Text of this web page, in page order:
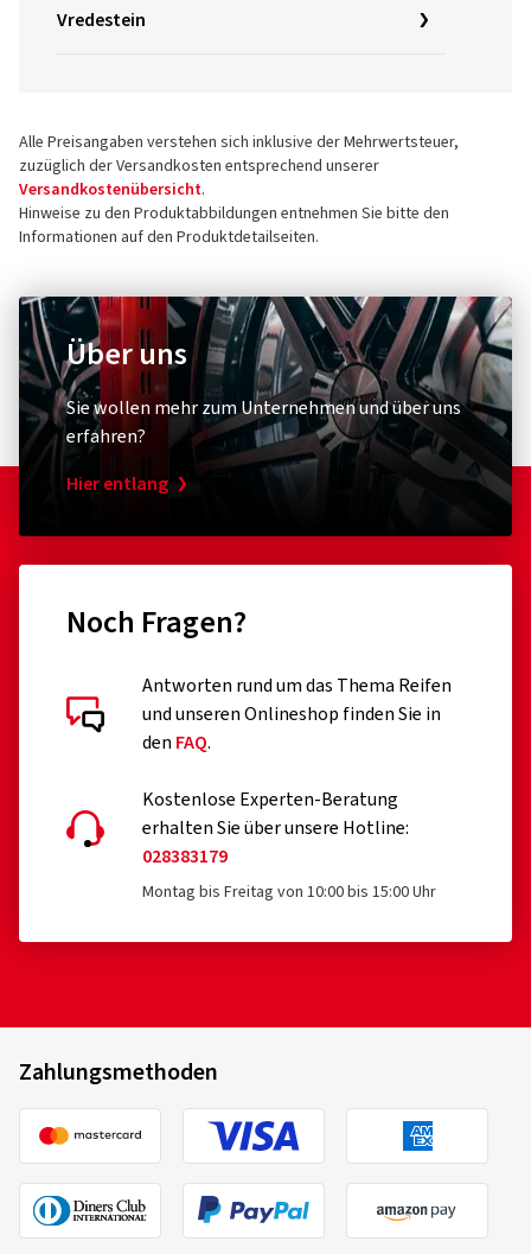
Vredestein
Alle Preisangaben verstehen sich inklusive der Mehrwertsteuer,
zuzüglich der Versandkosten entsprechend unserer
Versandkostenübersicht.
Hinweise zu den Produktabbildungen entnehmen Sie bitte den
Informationen auf den Produktdetailseiten.
Über uns
Sie wollen mehr zum Unternehmen und über uns
erfahren?
Hier entlang
Noch Fragen?
Antworten rund um das Thema Reifen
und unseren Onlineshop finden Sie in
den FAQ.
Kostenlose Experten-Beratung
erhalten Sie über unsere Hotline:
028383179
Montag bis Freitag von 10:00 bis 15:00 Uhr
Zahlungsmethoden